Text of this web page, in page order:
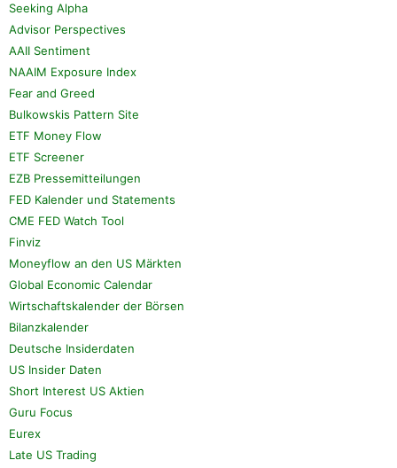
Seeking Alpha
Advisor Perspectives
AAII Sentiment
NAAIM Exposure Index
Fear and Greed
Bulkowskis Pattern Site
ETF Money Flow
ETF Screener
EZB Pressemitteilungen
FED Kalender und Statements
CME FED Watch Tool
Finviz
Moneyflow an den US Märkten
Global Economic Calendar
Wirtschaftskalender der Börsen
Bilanzkalender
Deutsche Insiderdaten
US Insider Daten
Short Interest US Aktien
Guru Focus
Eurex
Late US Trading